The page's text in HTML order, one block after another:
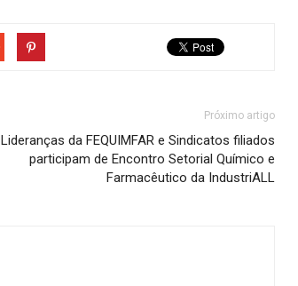
Próximo artigo
Lideranças da FEQUIMFAR e Sindicatos filiados
participam de Encontro Setorial Químico e
Farmacêutico da IndustriALL